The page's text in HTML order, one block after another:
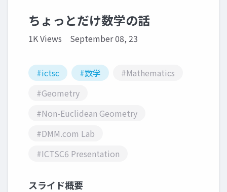
ちょっとだけ数学の話
1K Views September 08, 23
#ictsc #数学
#Mathematics
#Geometry
#Non-Euclidean Geometry
#DMM.com Lab
#ICTSC6 Presentation
スライド概要